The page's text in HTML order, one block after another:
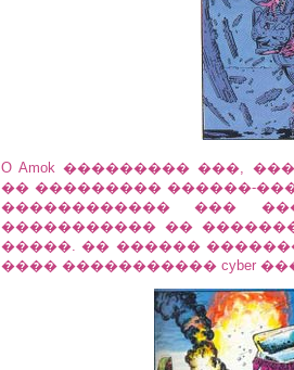
O Amok ��������� ���,
�� ��������� ������-
������������ ���
����������� ��
�����. �� ������
���� ����������� cyber